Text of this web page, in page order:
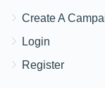
Create A
Login
Register